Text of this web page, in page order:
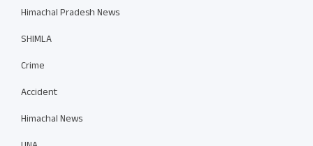
Himachal Pradesh News
SHIMLA
Crime
Accident
Himachal News